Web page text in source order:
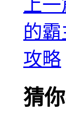
上
的霸
攻略
猜